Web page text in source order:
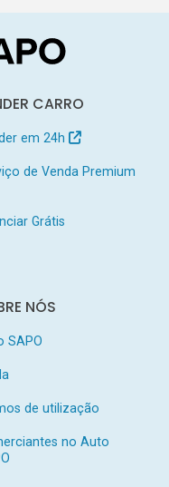
CARRO
em 24h
de Venda Premium
Grátis
NÓS
SAPO
de utilização
no Auto